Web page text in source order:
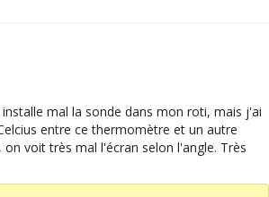
mal la sonde dans mon roti, mais j'ai
entre ce thermomètre et un autre
on voit très mal l'écran selon l'angle. Très